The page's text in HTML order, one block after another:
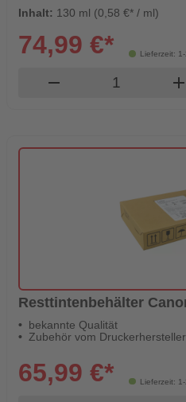
Inhalt: 130 ml (0,58 €* / ml)
Lieferzeit:
74,99 €*
remove Produkt add
Resttintenbehälter
bekannte Qualität
Zubehör vom Druckerhersteller
Lieferzeit:
65,99 €*